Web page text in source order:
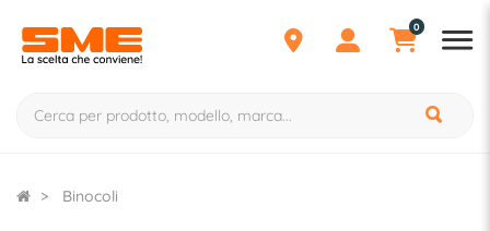
0
Binocoli